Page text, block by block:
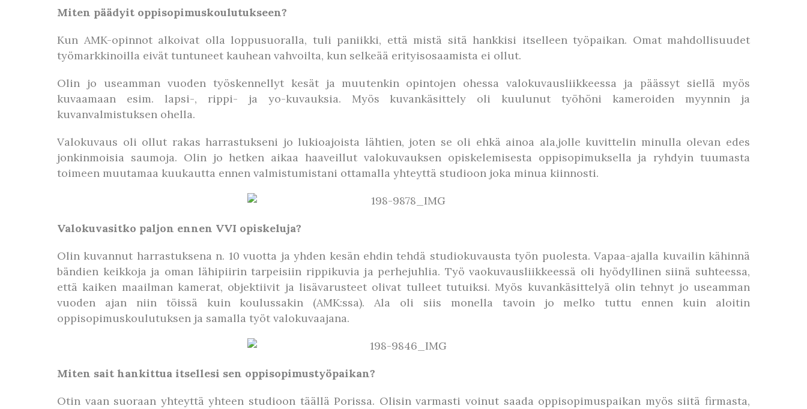
Miten päädyit oppisopimuskoulutukseen?
Kun AMK-opinnot alkoivat olla loppusuoralla, tuli paniikki, että mistä sitä hankkisi itselleen työpaikan. Omat mahdollisuudet
työmarkkinoilla eivät tuntuneet kauhean vahvoilta, kun selkeää erityisosaamista ei ollut.
Olin jo useamman vuoden työskennellyt kesät ja muutenkin opintojen ohessa valokuvausliikkeessa ja päässyt siellä myös
kuvaamaan esim. lapsi-, rippi- ja yo-kuvauksia. Myös kuvankäsittely oli kuulunut työhöni kameroiden myynnin ja
kuvanvalmistuksen ohella.
Valokuvaus oli ollut rakas harrastukseni jo lukioajoista lähtien, joten se oli ehkä ainoa ala,jolle kuvittelin minulla olevan edes
jonkinmoisia saumoja. Olin jo hetken aikaa haaveillut valokuvauksen opiskelemisesta oppisopimuksella ja ryhdyin tuumasta
toimeen muutamaa kuukautta ennen valmistumistani ottamalla yhteyttä studioon joka minua kiinnosti.
Valokuvasitko paljon ennen VVI opiskeluja?
Olin kuvannut harrastuksena n. 10 vuotta ja yhden kesän ehdin tehdä studiokuvausta työn puolesta. Vapaa-ajalla kuvailin kähinnä
bändien keikkoja ja oman lähipiirin tarpeisiin rippikuvia ja perhejuhlia. Työ vaokuvausliikkeessä oli hyödyllinen siinä suhteessa,
että kaiken maailman kamerat, objektiivit ja lisävarusteet olivat tulleet tutuiksi. Myös kuvankäsittelyä olin tehnyt jo useamman
vuoden ajan niin töissä kuin koulussakin (AMK:ssa). Ala oli siis monella tavoin jo melko tuttu ennen kuin aloitin
oppisopimuskoulutuksen ja samalla työt valokuvaajana.
Miten sait hankittua itsellesi sen oppisopimustyöpaikan?
Otin vaan suoraan yhteyttä yhteen studioon täällä Porissa. Olisin varmasti voinut saada oppisopimuspaikan myös siitä firmasta,